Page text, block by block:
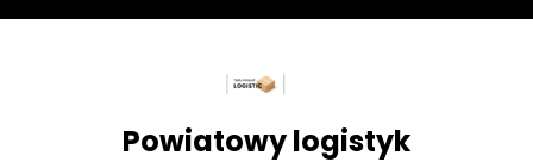
Skip
Powiatowy logistyk